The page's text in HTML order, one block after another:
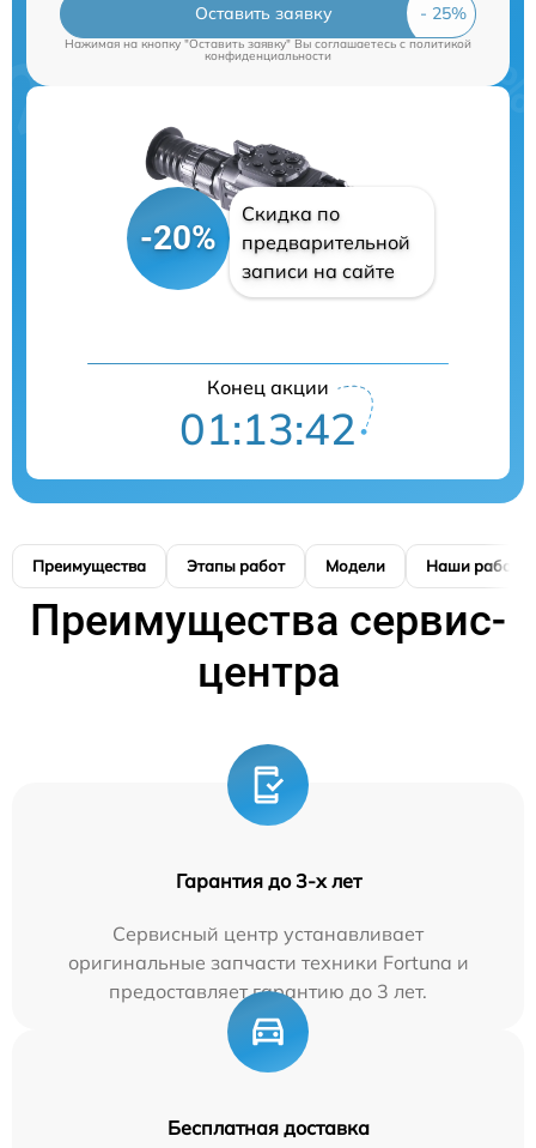
Оставить заявку
Нажимая на кнопку "Оставить заявку" Вы соглашаетесь cполитикой
конфиденциальности
-20%
Скидка по
предварительной
записи на сайте
Конец акции
01:13:41
Преимущества Этапы работ Модели Наши работы
Преимущества сервис-
центра
Гарантия до 3-х лет
Сервисный центр устанавливает
оригинальные запчасти техники Fortuna и
предоставляет гарантию до 3 лет.
Бесплатная доставка